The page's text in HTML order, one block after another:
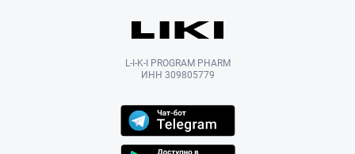
L-I-K-I PROGRAM PHARM
ИНН 309805779